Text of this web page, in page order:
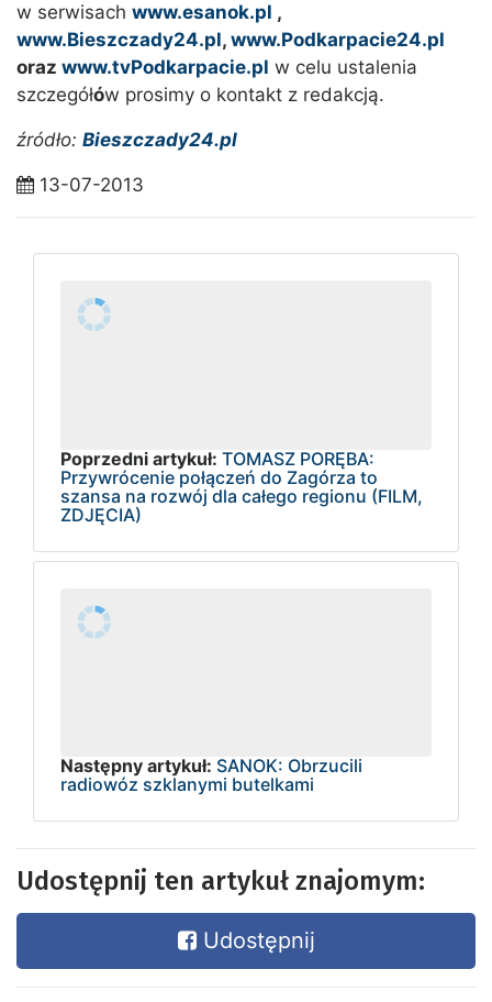
w serwisach www.esanok.pl ,
www.Bieszczady24.pl, www.Podkarpacie24.pl
oraz www.tvPodkarpacie.pl w celu ustalenia
szczegółów prosimy o kontakt z redakcją.
źródło: Bieszczady24.pl
13-07-2013
Poprzedni artykuł: TOMASZ PORĘBA:
Przywrócenie połączeń do Zagórza to
szansa na rozwój dla całego regionu (FILM,
ZDJĘCIA)
Następny artykuł: SANOK: Obrzucili
radiowóz szklanymi butelkami
Udostępnij ten artykuł znajomym:
Udostępnij